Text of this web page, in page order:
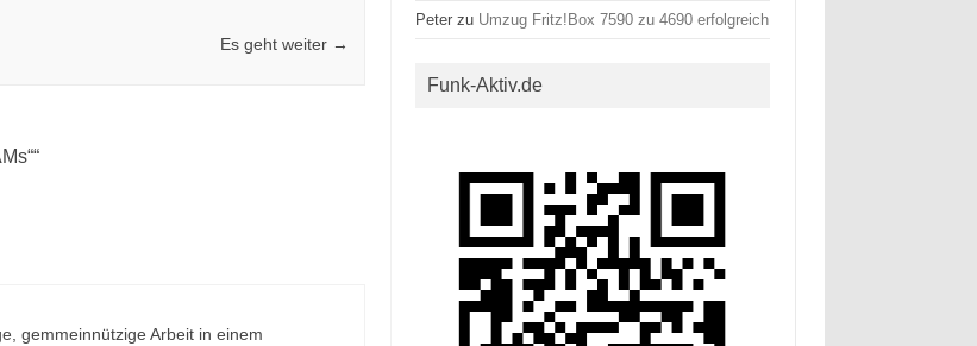
Es geht weiter →
“
gemmeinnützige Arbeit in einem
Peter zu Umzug Fritz!Box 7590 zu 4690 erfolgreich
Funk-Aktiv.de